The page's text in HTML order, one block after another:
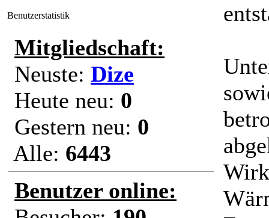
Benutzerstatistik
Mitgliedschaft:
Neuste: Dize
Heute neu: 0
Gestern neu: 0
Alle: 6443
Benutzer online: